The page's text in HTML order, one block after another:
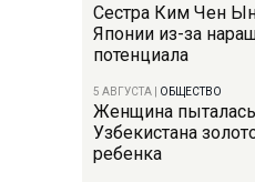
Сестра Ким Чен
Японии из-за
потенциала
5 АВГУСТА ОБЩЕСТВО
Женщина
Узбекистана
ребенка